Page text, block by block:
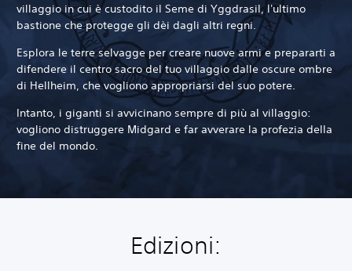
villaggio in cui è custodito il Seme di Yggdrasil, l'ultimo
bastione che protegge gli dèi dagli altri regni.
Esplora le terre selvagge per creare nuove armi e prepararti a
difendere il centro sacro del tuo villaggio dalle oscure ombre
di Hellheim, che vogliono appropriarsi del suo potere.
Intanto, i giganti si avvicinano sempre di più al villaggio:
vogliono distruggere Midgard e far avverare la profezia della
fine del mondo.
Edizioni: